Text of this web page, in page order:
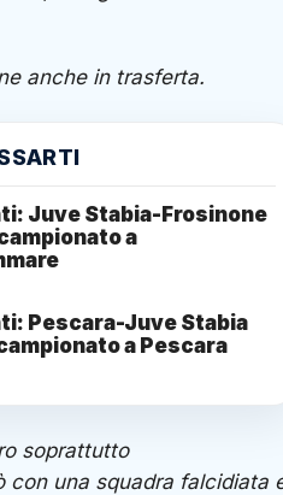
anche in trasferta.
Juve Stabia-Frosinone
a
Pescara-Juve Stabia
a Pescara
soprattutto
con una squadra falcidiata